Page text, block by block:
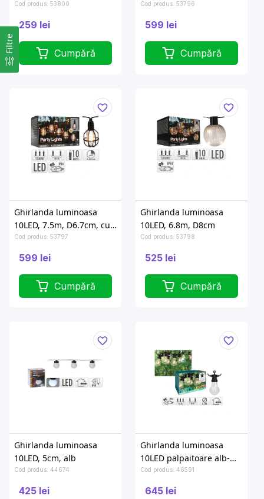
Filtre
cu panou solar
Cod produs: 53800
259 lei
Cumpără
Cod produs: 53796
599 lei
Cumpără
Ghirlanda luminoasa
10LED, 7.5m, D6.7cm, cu
cronometru
Cod produs: 53797
599 lei
Cumpără
Ghirlanda luminoasa
10LED, 6.8m, D8cm
Cod produs: 53798
525 lei
Cumpără
Ghirlanda luminoasa
10LED, 5cm, alb
Cod produs: 44674
425 lei
Ghirlanda luminoasa
10LED palpaitoare alb-
cald, 7.5m, A60, D6cm
Cod produs: 46591
645 lei